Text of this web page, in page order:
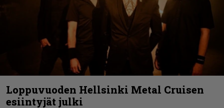
Loppuvuoden Hellsinki Metal Cruisen
esiintyjät julki